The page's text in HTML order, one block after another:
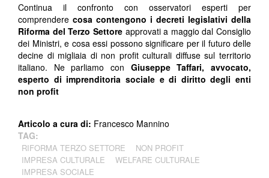
Continua il confronto con osservatori esperti per
comprendere cosa contengono i decreti legislativi della
Riforma del Terzo Settore approvati a maggio dal Consiglio
dei Ministri, e cosa essi possono significare per il futuro delle
decine di migliaia di non profit culturali diffuse sul territorio
italiano. Ne parliamo con Giuseppe Taffari, avvocato,
esperto di imprenditoria sociale e di diritto degli enti
non profit
Articolo a cura di: Francesco Mannino
TAG:
RIFORMA TERZO SETTORE
NON PROFIT
IMPRESA CULTURALE
WELFARE CULTURALE
IMPRESA SOCIALE